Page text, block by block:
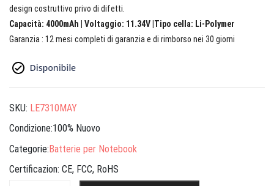
design costruttivo privo di difetti.
Capacità: 4000mAh | Voltaggio: 11.34V |Tipo cella: Li-Polymer
Garanzia : 12 mesi completi di garanzia e di rimborso nei 30 giorni
SKU: LE7310MAY
Condizione:100% Nuovo
Categorie:Batterie per Notebook
Certificazion: CE, FCC, RoHS